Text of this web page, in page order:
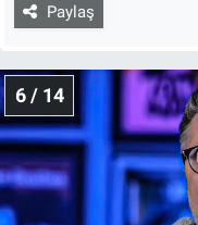
Paylaş
6 / 14